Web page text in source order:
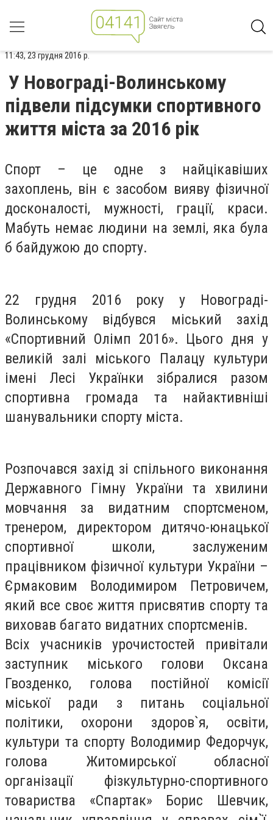
11:43, 23 грудня 2016 р.
У Новограді-Волинському
підвели підсумки спортивного
життя міста за 2016 рік
Спорт – це одне з найцікавіших
захоплень, він є засобом вияву фізичної
досконалості, мужності, грації, краси.
Мабуть немає людини на землі, яка була
б байдужою до спорту.
22 грудня 2016 року у Новограді-
Волинському відбувся міський захід
«Спортивний Олімп 2016». Цього дня у
великій залі міського Палацу культури
імені Лесі Українки зібралися разом
спортивна громада та найактивніші
шанувальники спорту міста.
Розпочався захід зі спільного виконання
Державного Гімну України та хвилини
мовчання за видатним спортсменом,
тренером, директором дитячо-юнацької
спортивної школи, заслуженим
працівником фізичної культури України –
Єрмаковим Володимиром Петровичем,
який все своє життя присвятив спорту та
виховав багато видатних спортсменів.
Всіх учасників урочистостей привітали
заступник міського голови Оксана
Гвозденко, голова постійної комісії
міської ради з питань соціальної
політики, охорони здоров`я, освіти,
культури та спорту Володимир Федорчук,
голова Житомирської обласної
організації фізкультурно-спортивного
товариства «Спартак» Борис Шевчик,